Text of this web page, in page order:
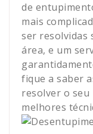
de
mais
ser resolvidas
área, e um
fique a saber
resolver o seu
melhores